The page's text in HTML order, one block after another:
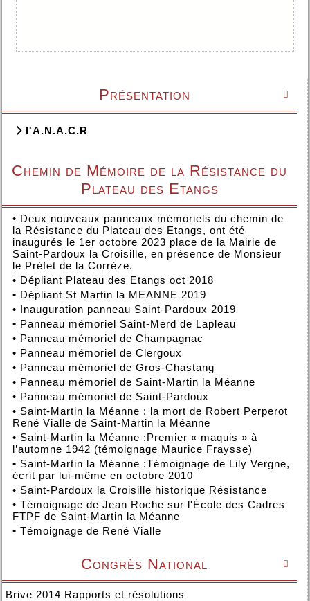

Présentation
l'A.N.A.C.R
Chemin de Mémoire de la Résistance du
Plateau des Etangs
• Deux nouveaux panneaux mémoriels du chemin de
la Résistance du Plateau des Etangs, ont été
inaugurés le 1er octobre 2023 place de la Mairie de
Saint-Pardoux la Croisille, en présence de Monsieur
le Préfet de la Corrèze.
• Dépliant Plateau des Etangs oct 2018
• Dépliant St Martin la MEANNE 2019
• Inauguration panneau Saint-Pardoux 2019
• Panneau mémoriel Saint-Merd de Lapleau
• Panneau mémoriel de Champagnac
• Panneau mémoriel de Clergoux
• Panneau mémoriel de Gros-Chastang
• Panneau mémoriel de Saint-Martin la Méanne
• Panneau mémoriel de Saint-Pardoux
• Saint-Martin la Méanne : la mort de Robert Perperot
René Vialle de Saint-Martin la Méanne
• Saint-Martin la Méanne :Premier « maquis » à
l’automne 1942 (témoignage Maurice Fraysse)
• Saint-Martin la Méanne :Témoignage de Lily Vergne,
écrit par lui-même en octobre 2010
• Saint-Pardoux la Croisille historique Résistance
• Témoignage de Jean Roche sur l'École des Cadres
FTPF de Saint-Martin la Méanne
• Témoignage de René Vialle

Congrès National
Brive 2014 Rapports et résolutions